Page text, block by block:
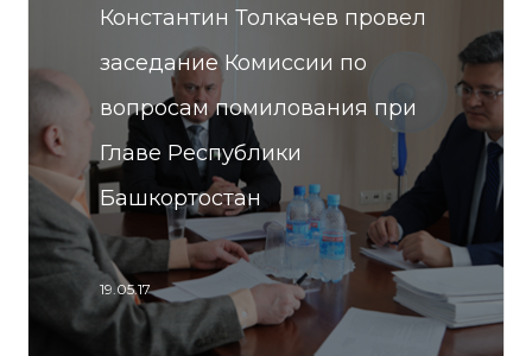
Константин Толкачев провел
заседание Комиссии по
вопросам помилования при
Главе Республики
Башкортостан
19.05.17